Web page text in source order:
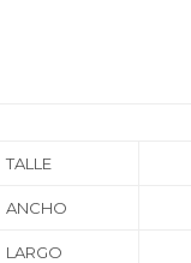
TALLE
ANCHO
LARGO